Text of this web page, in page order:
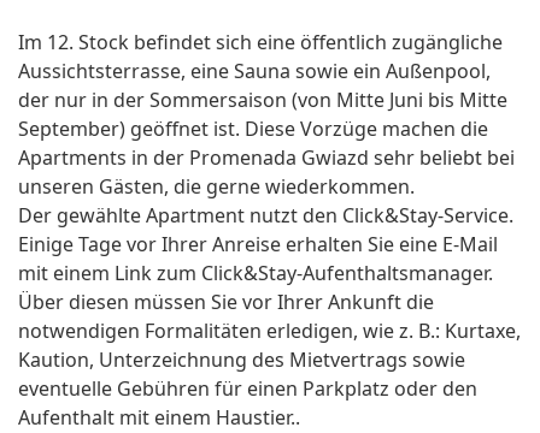
Im 12. Stock befindet sich eine öffentlich zugängliche
Aussichtsterrasse, eine Sauna sowie ein Außenpool,
der nur in der Sommersaison (von Mitte Juni bis Mitte
September) geöffnet ist. Diese Vorzüge machen die
Apartments in der Promenada Gwiazd sehr beliebt bei
unseren Gästen, die gerne wiederkommen.
Der gewählte Apartment nutzt den Click&Stay-Service.
Einige Tage vor Ihrer Anreise erhalten Sie eine E-Mail
mit einem Link zum Click&Stay-Aufenthaltsmanager.
Über diesen müssen Sie vor Ihrer Ankunft die
notwendigen Formalitäten erledigen, wie z. B.: Kurtaxe,
Kaution, Unterzeichnung des Mietvertrags sowie
eventuelle Gebühren für einen Parkplatz oder den
Aufenthalt mit einem Haustier..